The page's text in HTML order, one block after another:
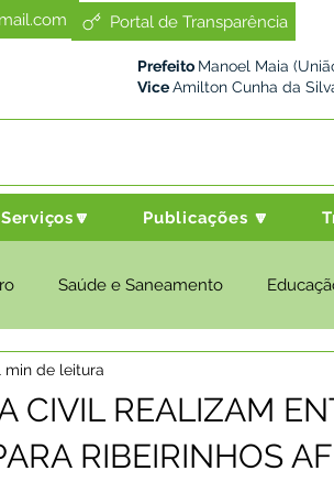
Portal de Transparência
Prefeito Manoel Maia
ViceAmilton Cunha da
Serviços🔽 Publicações 🔽
Saúde e Saneamento
Desenvolvimento Social
Políticas Públicas Nota de Pesar
CIVIL REALIZAM
RIBEIRINHOS
min de leitura